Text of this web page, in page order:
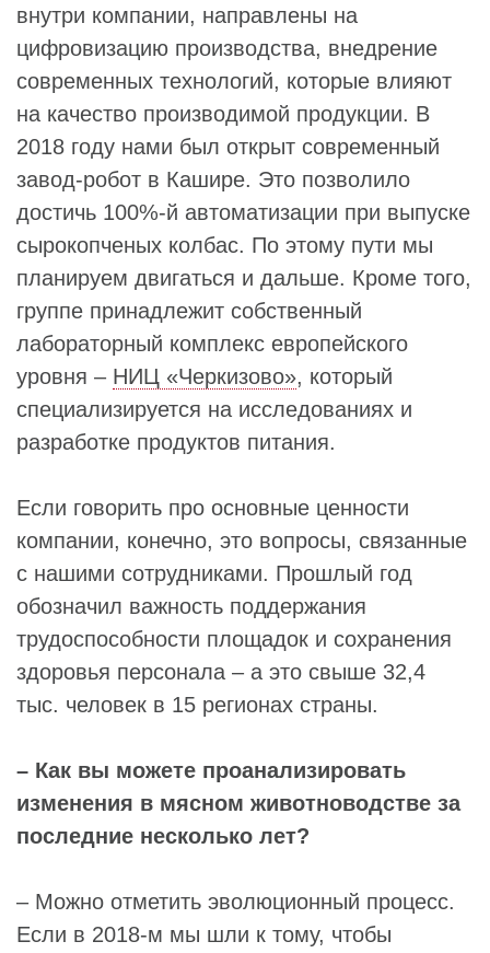
внутри компании, направлены на
цифровизацию производства, внедрение
современных технологий, которые влияют
на качество производимой продукции. В
2018 году нами был открыт современный
завод-робот в Кашире. Это позволило
достичь 100%-й автоматизации при выпуске
сырокопченых колбас. По этому пути мы
планируем двигаться и дальше. Кроме того,
группе принадлежит собственный
лабораторный комплекс европейского
уровня – НИЦ «Черкизово», который
специализируется на исследованиях и
разработке продуктов питания.
Если говорить про основные ценности
компании, конечно, это вопросы, связанные
с нашими сотрудниками. Прошлый год
обозначил важность поддержания
трудоспособности площадок и сохранения
здоровья персонала – а это свыше 32,4
тыс. человек в 15 регионах страны.
– Как вы можете проанализировать
изменения в мясном животноводстве за
последние несколько лет?
– Можно отметить эволюционный процесс.
Если в 2018-м мы шли к тому, чтобы